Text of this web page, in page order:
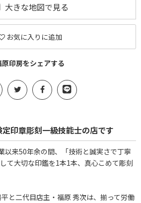
大きな地図で見る
お気に入りに追加
原印房をシェアする
印章彫刻一級技能士の店です
以来50年余の間、「技術と誠実さで丁寧
て大切な印鑑を1本1本、真心こめて彫刻
と二代目店主・福原 秀次は、揃って労働